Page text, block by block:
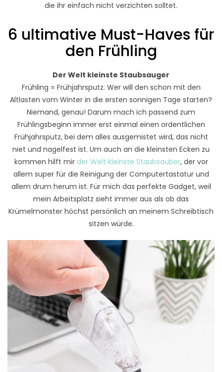
die ihr einfach nicht verzichten solltet.
6 ultimative Must-Haves für
den Frühling
Der Welt kleinste Staubsauger
Frühling = Frühjahrsputz. Wer will den schon mit den
Altlasten vom Winter in die ersten sonnigen Tage starten?
Niemand, genau! Darum mach ich passend zum
Frühlingsbeginn immer erst einmal einen ordentlichen
Frühjahrsputz, bei dem alles ausgemistet wird, das nicht
niet und nagelfest ist. Um auch an die kleinsten Ecken zu
kommen hilft mir der Welt kleinste Staubsauber, der vor
allem super für die Reinigung der Computertastatur und
allem drum herum ist. Für mich das perfekte Gadget, weil
mein Arbeitsplatz sieht immer aus als ob das
Krümelmonster höchst persönlich an meinem Schreibtisch
sitzen würde.